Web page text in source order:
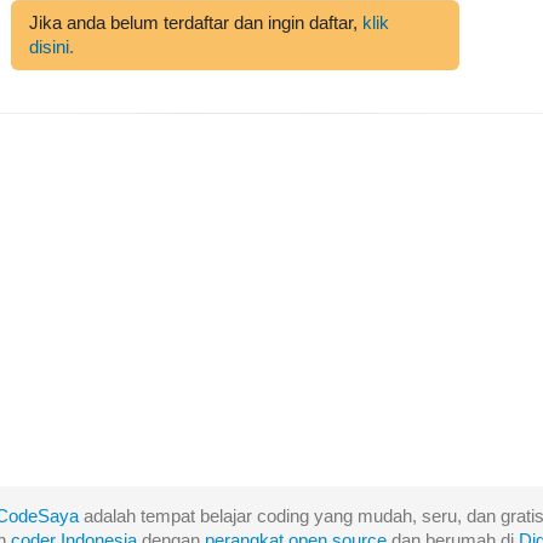
Jika anda belum terdaftar dan ingin daftar, klik
disini.
adalah tempat belajar coding yang mudah, seru, dan